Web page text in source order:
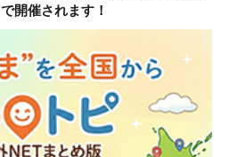
で開催されます！